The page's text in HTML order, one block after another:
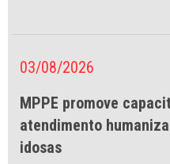
03/08/2026
MPPE promove
atendimento
idosas